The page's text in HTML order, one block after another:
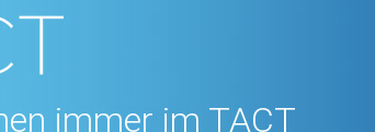
immer im TACT